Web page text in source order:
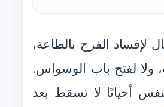
لإفساد الفرح بالطاعة،
ولا لفتح باب الوسواس.
أحيانًا لا تسقط بعد